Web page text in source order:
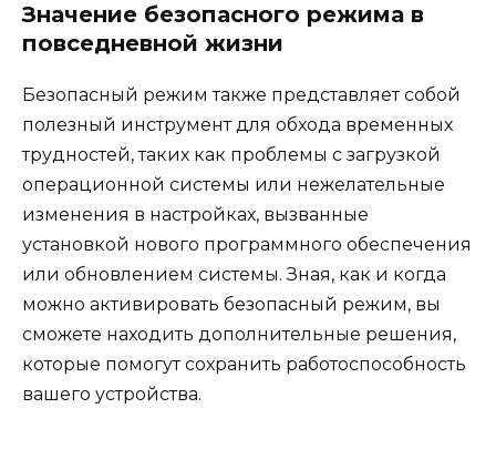
Значение безопасного режима в
повседневной жизни
Безопасный режим также представляет собой
полезный инструмент для обхода временных
трудностей, таких как проблемы с загрузкой
операционной системы или нежелательные
изменения в настройках, вызванные
установкой нового программного обеспечения
или обновлением системы. Зная, как и когда
можно активировать безопасный режим, вы
сможете находить дополнительные решения,
которые помогут сохранить работоспособность
вашего устройства.